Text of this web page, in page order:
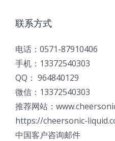
联系方式
电话：0571-87910406
手机：13372540303
QQ： 964840129
微信：13372540303
推荐网站：
https://cheersonic-
中国客户咨询邮件